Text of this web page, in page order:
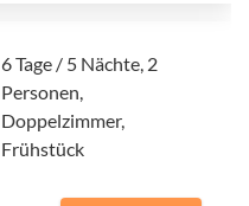
6 Tage / 5 Nächte, 2
Personen,
Doppelzimmer,
Frühstück